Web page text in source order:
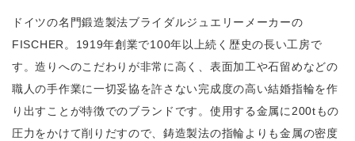
ドイツの名門鍛造製法ブライダルジュエリーメーカーの
FISCHER。1919年創業で100年以上続く歴史の長い工房で
す。造りへのこだわりが非常に高く、表面加工や石留めなどの
職人の手作業に一切妥協を許さない完成度の高い結婚指輪を作
り出すことが特徴でのブランドです。使用する金属に200tもの
圧力をかけて削りだすので、鋳造製法の指輪よりも金属の密度